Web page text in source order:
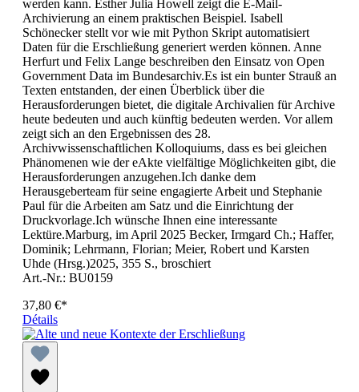
werden kann. Esther Julia Howell zeigt die E-Mail-
Archivierung an einem praktischen Beispiel. Isabell
Schönecker stellt vor wie mit Python Skript automatisiert
Daten für die Erschließung generiert werden können. Anne
Herfurt und Felix Lange beschreiben den Einsatz von Open
Government Data im Bundesarchiv.Es ist ein bunter Strauß an
Texten entstanden, der einen Überblick über die
Herausforderungen bietet, die digitale Archivalien für Archive
heute bedeuten und auch künftig bedeuten werden. Vor allem
zeigt sich an den Ergebnissen des 28.
Archivwissenschaftlichen Kolloquiums, dass es bei gleichen
Phänomenen wie der eAkte vielfältige Möglichkeiten gibt, die
Herausforderungen anzugehen.Ich danke dem
Herausgeberteam für seine engagierte Arbeit und Stephanie
Paul für die Arbeiten am Satz und die Einrichtung der
Druckvorlage.Ich wünsche Ihnen eine interessante
Lektüre.Marburg, im April 2025 Becker, Irmgard Ch.; Haffer,
Dominik; Lehrmann, Florian; Meier, Robert und Karsten
Uhde (Hrsg.)2025, 355 S., broschiert
Art.-Nr.: BU0159
37,80 €*
Détails